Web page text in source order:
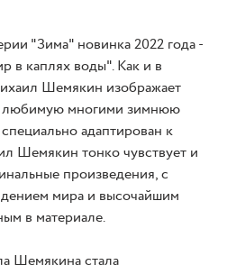
"Зима" новинка 2022 года -
в каплях воды". Как и в
Шемякин изображает
любимую многими зимнюю
адаптирован к
Шемякин тонко чувствует и
произведения, с
мира и высочайшим
в материале.